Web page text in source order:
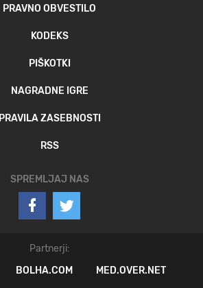
PRAVNO OBVESTILO
KODEKS
PIŠKOTKI
NAGRADNE IGRE
PRAVILA ZASEBNOSTI
RSS
SPREMLJAJ NAS
Partnerji:
BOLHA.COM MED.OVER.NET